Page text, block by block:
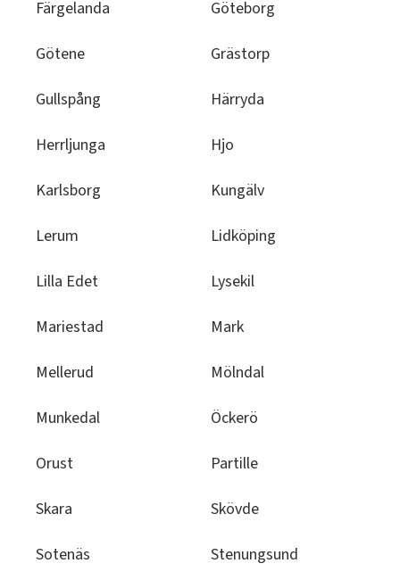
Färgelanda Göteborg
Götene Grästorp
Gullspång Härryda
Herrljunga Hjo
Karlsborg Kungälv
Lerum Lidköping
Lilla Edet Lysekil
Mariestad Mark
Mellerud Mölndal
Munkedal Öckerö
Orust Partille
Skara Skövde
Sotenäs Stenungsund